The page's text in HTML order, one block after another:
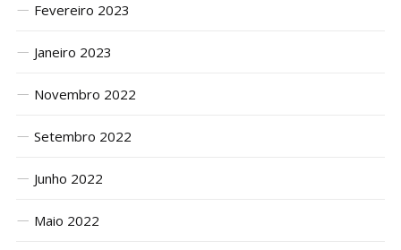
Fevereiro 2023
Janeiro 2023
Novembro 2022
Setembro 2022
Junho 2022
Maio 2022